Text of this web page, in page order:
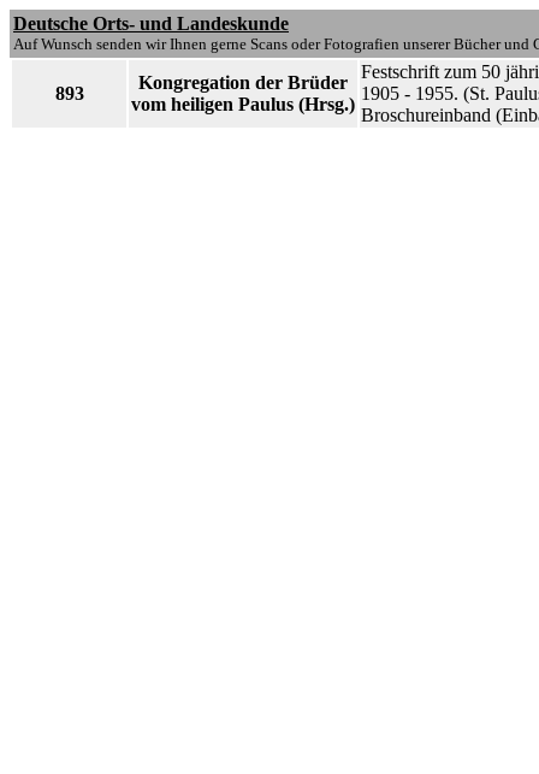
Deutsche Orts- und Landeskunde
Auf Wunsch senden wir Ihnen gerne Scans oder Fotografien unserer Bücher und
893
Kongregation der Brüder
vom heiligen Paulus (Hrsg.)
Festschrift zum 50
1905 - 1955. (St.
Broschureinband